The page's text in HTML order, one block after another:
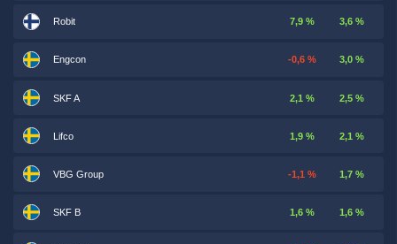
Robit 7,9 % 3,6 %
Engcon -0,6 % 3,0 %
SKF A 2,1 % 2,5 %
Lifco 1,9 % 2,1 %
VBG Group -1,1 % 1,7 %
SKF B 1,6 % 1,6 %